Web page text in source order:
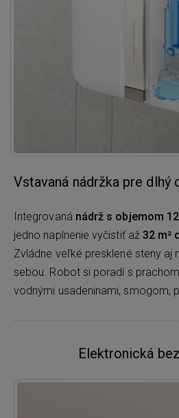
Vstavaná nádržka pre dlhý
Integrovaná nádrž s objemom
jedno naplnenie vyčistiť až 32 m²
Zvládne veľké presklené steny aj
sebou. Robot si poradí s
vodnými usadeninami, smogom,
Elektronická